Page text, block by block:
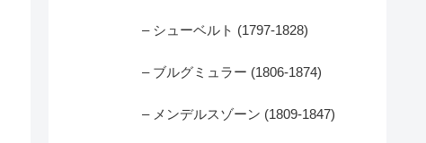
– シューベルト (1797-1828)
– ブルグミュラー (1806-1874)
– メンデルスゾーン (1809-1847)